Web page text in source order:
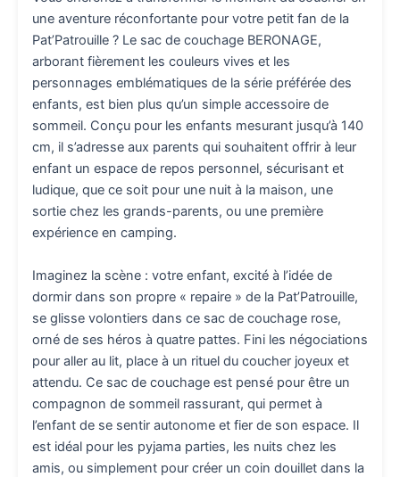
une aventure réconfortante pour votre petit fan de la
Pat’Patrouille ? Le sac de couchage BERONAGE,
arborant fièrement les couleurs vives et les
personnages emblématiques de la série préférée des
enfants, est bien plus qu’un simple accessoire de
sommeil. Conçu pour les enfants mesurant jusqu’à 140
cm, il s’adresse aux parents qui souhaitent offrir à leur
enfant un espace de repos personnel, sécurisant et
ludique, que ce soit pour une nuit à la maison, une
sortie chez les grands-parents, ou une première
expérience en camping.
Imaginez la scène : votre enfant, excité à l’idée de
dormir dans son propre « repaire » de la Pat’Patrouille,
se glisse volontiers dans ce sac de couchage rose,
orné de ses héros à quatre pattes. Fini les négociations
pour aller au lit, place à un rituel du coucher joyeux et
attendu. Ce sac de couchage est pensé pour être un
compagnon de sommeil rassurant, qui permet à
l’enfant de se sentir autonome et fier de son espace. Il
est idéal pour les pyjama parties, les nuits chez les
amis, ou simplement pour créer un coin douillet dans la